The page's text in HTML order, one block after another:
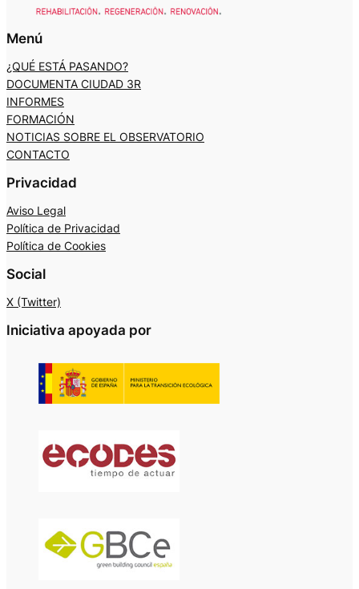
Menú
¿QUÉ ESTÁ PASANDO?
DOCUMENTA CIUDAD 3R
INFORMES
FORMACIÓN
NOTICIAS SOBRE EL OBSERVATORIO
CONTACTO
Privacidad
Aviso Legal
Política de Privacidad
Política de Cookies
Social
X (Twitter)
Iniciativa apoyada por